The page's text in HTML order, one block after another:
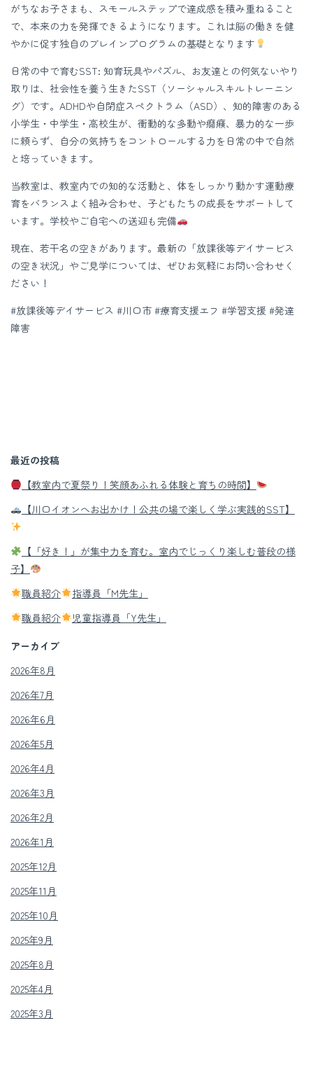
がちなお子さまも、スモールステップで達成感を積み重ねること
で、本来の力を発揮できるようになります。これは脳の働きを健
やかに促す独自のブレインプログラムの基礎となります
日常の中で育むSST: 知育玩具やパズル、お友達との何気ないやり
取りは、社会性を養う生きたSST（ソーシャルスキルトレーニン
グ）です。ADHDや自閉症スペクトラム（ASD）、知的障害のある
小学生・中学生・高校生が、衝動的な多動や癇癪、暴力的な一歩
に頼らず、自分の気持ちをコントロールする力を日常の中で自然
と培っていきます。
当教室は、教室内での知的な活動と、体をしっかり動かす運動療
育をバランスよく組み合わせ、子どもたちの成長をサポートして
います。学校やご自宅への送迎も完備
現在、若干名の空きがあります。最新の「放課後等デイサービス
の空き状況」やご見学については、ぜひお気軽にお問い合わせく
ださい！
#放課後等デイサービス #川口市 #療育支援エフ #学習支援 #発達
障害
最近の投稿
【教室内で夏祭り！笑顔あふれる体験と育ちの時間】
【川口イオンへお出かけ！公共の場で楽しく学ぶ実践的SST】
【「好き！」が集中力を育む。室内でじっくり楽しむ普段の様
子】
職員紹介
指導員「M先生」
職員紹介
児童指導員「Y先生」
アーカイブ
2026年8月
2026年7月
2026年6月
2026年5月
2026年4月
2026年3月
2026年2月
2026年1月
2025年12月
2025年11月
2025年10月
2025年9月
2025年8月
2025年4月
2025年3月